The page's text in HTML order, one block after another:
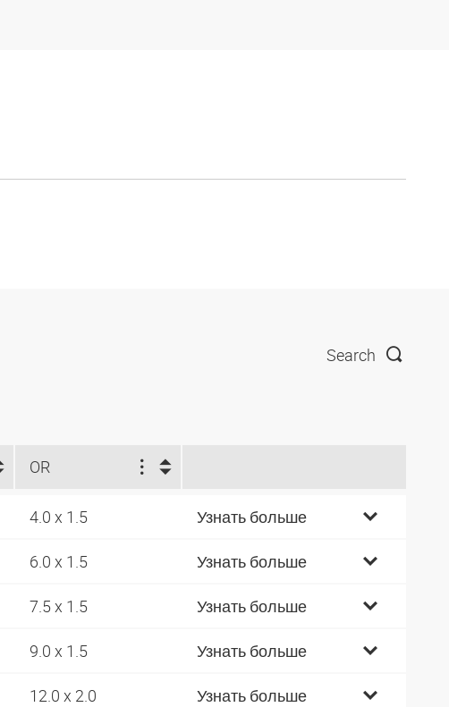
Search
OR
4.0 x 1.5 Узнать больше
6.0 x 1.5 Узнать больше
7.5 x 1.5 Узнать больше
9.0 x 1.5 Узнать больше
12.0 x 2.0 Узнать больше